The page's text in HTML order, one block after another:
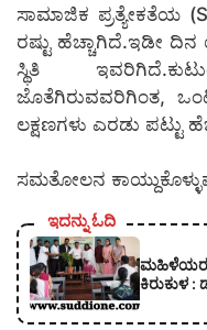
ಸಾಮಾಜಿಕ ಪ್ರತ್ಯೇಕತೆಯ
ರಷ್ಟು ಹೆಚ್ಚಾಗಿದೆ.ಇಡೀ
ಸ್ಥಿತಿ
ಜೊತೆಗಿರುವವರಿಗಿಂತ,
ಲಕ್ಷಣಗಳು ಎರಡು ಪಟ್ಟು
ಸಮತೋಲನ
ಇದನ್ನು ಓದಿ
ಮಹಿಳೆಯರು
ಕಿರುಕುಳ :